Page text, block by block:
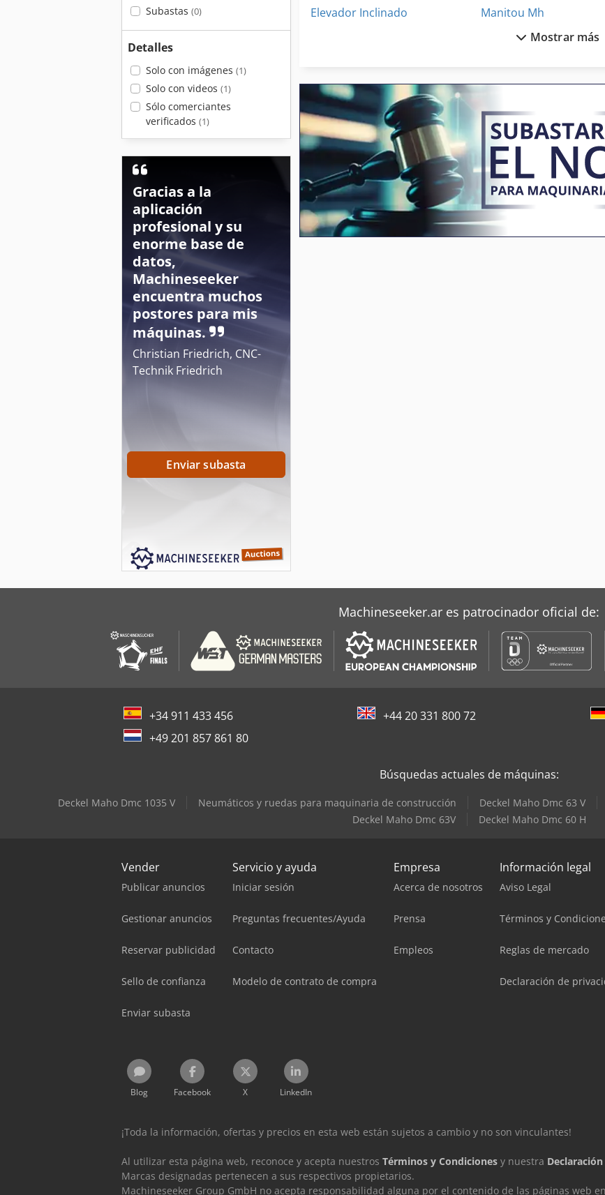
Subastas (0)
Detalles
Solo con imágenes (1)
Solo con videos (1)
Sólo comerciantes
verificados (1)
Gracias a la
aplicación
profesional y su
enorme base de
datos,
Machineseeker
encuentra muchos
postores para mis
máquinas.
Christian Friedrich, CNC-
Technik Friedrich
Enviar subasta
Elevador Inclinado
Hormiga
Hormigas
Manitou Mh
Manitou Mh 25
Manitou Mi 25 G
Mostrar más
Machineseeker.ar es patrocinador oficial de:
+34 911 433 456 +44 20 331 800 72
+49 201 857 861 80
Búsquedas actuales de máquinas:
Deckel Maho Dmc 1035 V Neumáticos y ruedas para maquinaria de construcción Deckel Maho Dmc 63 V
Deckel Maho Dmc 63V
Deckel Maho Dmc 60 H
Vender
Publicar anuncios
Gestionar anuncios
Reservar publicidad
Sello de confianza
Enviar subasta
Servicio y ayuda
Iniciar sesión
Preguntas frecuentes/Ayuda
Contacto
Modelo de contrato de compra
Empresa
Acerca de nosotros
Prensa
Empleos
Información legal
Aviso Legal
Términos y
Reglas de mercado
Declaración de
Blog Facebook X LinkedIn
¡Toda la información, ofertas y precios en esta web están sujetos a cambio y no son vinculantes!
Al utilizar esta página web, reconoce y acepta nuestros Términos y Condiciones y nuestra
Marcas designadas pertenecen a sus respectivos propietarios.
Machineseeker Group GmbH no acepta responsabilidad alguna por el contenido de las páginas web